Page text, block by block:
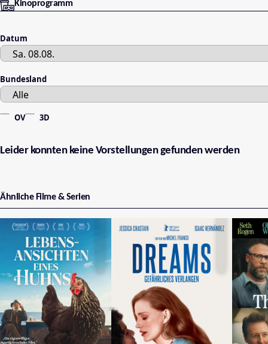
Kinoprogramm
Datum
Bundesland
OV 3D
Leider konnten keine Vorstellungen gefunden werden
Ähnliche Filme & Serien